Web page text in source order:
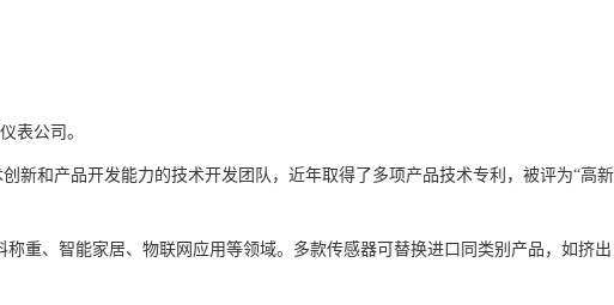
表公司。
新和产品开发能力的技术开发团队，近年取得了多项产品技术专利，被评为“高新
重、智能家居、物联网应用等领域。 多款传感器可替换进口同类别产品，如挤出